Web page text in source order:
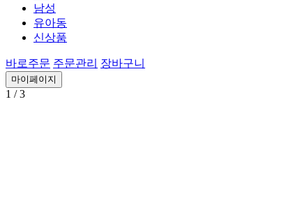
남성
유아동
신상품
바로주문 주문관리 장바구니
마이페이지
1 / 3